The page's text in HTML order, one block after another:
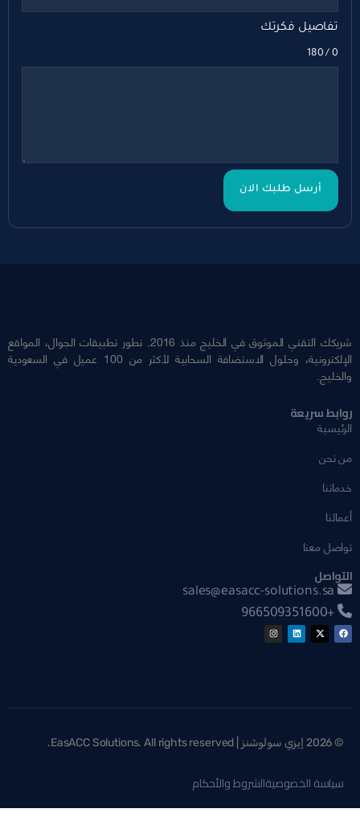
تفاصيل فكرتك
أرسل طلبك الان
شريكك التقني الموثوق في الخليج منذ 2016. نطور تطبيقات الجوال، المواقع
الإلكترونية، وحلول الاستضافة السحابية لأكثر من 100 عميل في السعودية
والخليج.
روابط سريعة
الرئيسية
من نحن
خدماتنا
أعمالنا
تواصل معنا
التواصل
sales@easacc-solutions.sa
+966509351600
© 2026 إيزي سولوشنز | EasACC Solutions. All rights reserved.
سياسة الخصوصيةالشروط والأحكام